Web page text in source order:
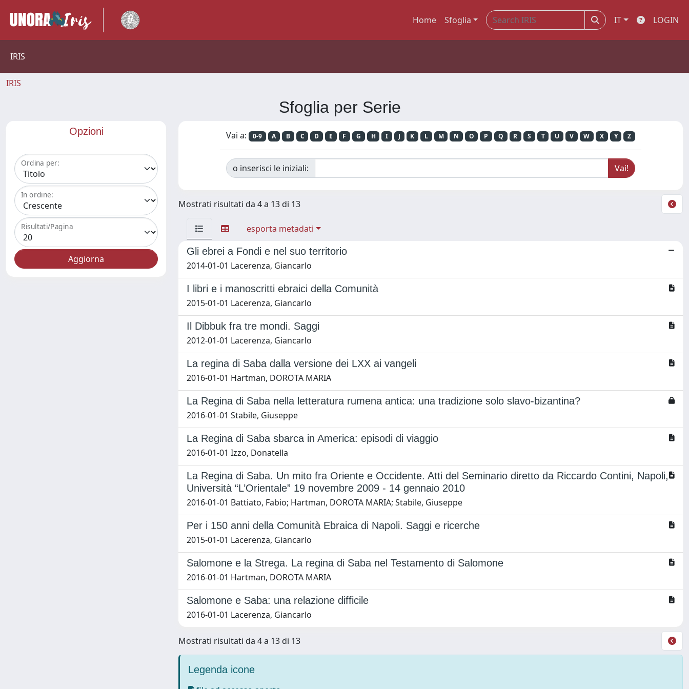
Home Sfoglia IT LOGIN
IRIS
IRIS
Sfoglia per Serie
Opzioni
Ordina per:
In ordine:
Risultati/Pagina
Vai a: 0-9 A B C D E F G H I J K L M N O P Q R S T U V W X Y Z
o inserisci le iniziali:
Mostrati risultati da 4 a 13 di 13
esporta metadati
Gli ebrei a Fondi e nel suo territorio
2014-01-01 Lacerenza, Giancarlo
I libri e i manoscritti ebraici della Comunità
2015-01-01 Lacerenza, Giancarlo
Il Dibbuk fra tre mondi. Saggi
2012-01-01 Lacerenza, Giancarlo
La regina di Saba dalla versione dei LXX ai vangeli
2016-01-01 Hartman, DOROTA MARIA
La Regina di Saba nella letteratura rumena antica: una tradizione solo slavo-bizantina?
2016-01-01 Stabile, Giuseppe
La Regina di Saba sbarca in America: episodi di viaggio
2016-01-01 Izzo, Donatella
La Regina di Saba. Un mito fra Oriente e Occidente. Atti del Seminario diretto da Riccardo Contini, Napoli,
Università “L’Orientale” 19 novembre 2009 - 14 gennaio 2010
2016-01-01 Battiato, Fabio; Hartman, DOROTA MARIA; Stabile, Giuseppe
Per i 150 anni della Comunità Ebraica di Napoli. Saggi e ricerche
2015-01-01 Lacerenza, Giancarlo
Salomone e la Strega. La regina di Saba nel Testamento di Salomone
2016-01-01 Hartman, DOROTA MARIA
Salomone e Saba: una relazione difficile
2016-01-01 Lacerenza, Giancarlo
Mostrati risultati da 4 a 13 di 13
Legenda icone